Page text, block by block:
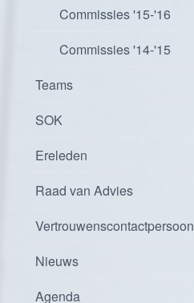
Commissies '15-'16
Commissies '14-'15
Teams
SOK
Ereleden
Raad van Advies
Vertrouwenscontactpersoon
Nieuws
Agenda